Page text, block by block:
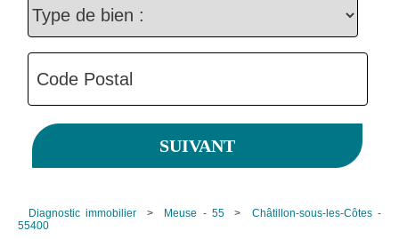
Diagnostic immobilier > Meuse - 55 >
Châtillon-sous-les-Côtes -
55400